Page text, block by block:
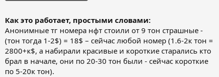
Как это работает, простыми словами:
Анонимные тг номера нфт стоили от 9 тон страшные -
(тон тогда 1-2$) = 18$ – сейчас любой номер (1.6-2к тон =
2800+к$, а набирали красивые и короткие старались кто
брал в начале, они по 20-30 тон были - сейчас короткие
по 5-20к тон).